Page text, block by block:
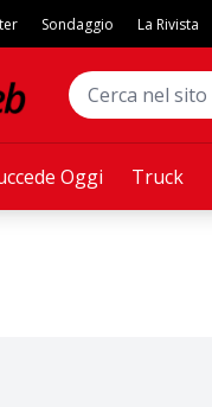
Oggi Truck
Sondaggio La Rivista